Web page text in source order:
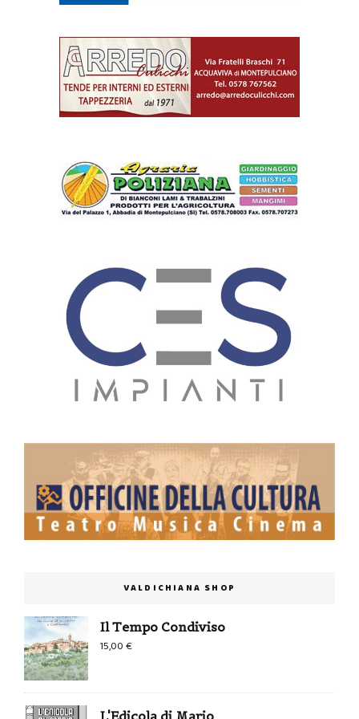
VALDICHIANA SHOP
Il Tempo Condiviso
15,00€
L'Edicola di Mario